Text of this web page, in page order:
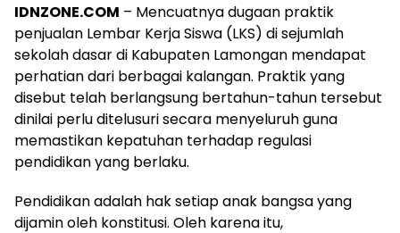
IDNZONE.COM – Mencuatnya dugaan praktik
penjualan Lembar Kerja Siswa (LKS) di sejumlah
sekolah dasar di Kabupaten Lamongan mendapat
perhatian dari berbagai kalangan. Praktik yang
disebut telah berlangsung bertahun-tahun tersebut
dinilai perlu ditelusuri secara menyeluruh guna
memastikan kepatuhan terhadap regulasi
pendidikan yang berlaku.
Pendidikan adalah hak setiap anak bangsa yang
dijamin oleh konstitusi. Oleh karena itu,